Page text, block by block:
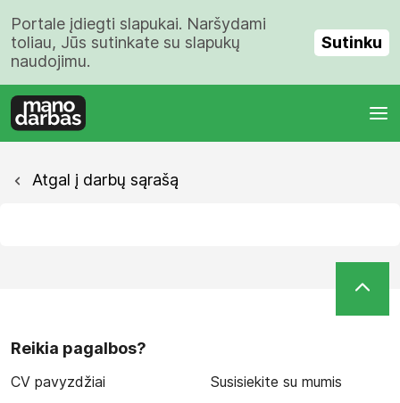
Portale įdiegti slapukai. Naršydami
toliau, Jūs sutinkate su slapukų
naudojimu.
Sutinku
Atgal į darbų sąrašą
Reikia pagalbos?
CV pavyzdžiai Susisiekite su mumis